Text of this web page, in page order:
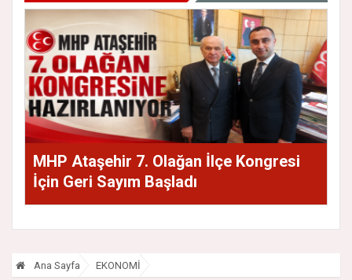
MHP Ataşehir 7. Olağan İlçe Kongresi
İçin Geri Sayım Başladı
Ana Sayfa EKONOMİ